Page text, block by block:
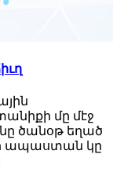
մը մէջ
ծանօթ եղած
ապաստան կը